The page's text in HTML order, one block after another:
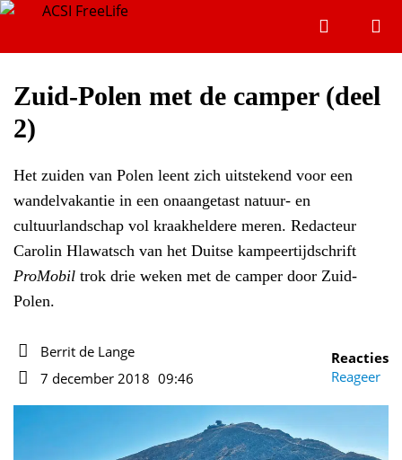
Zoeken
Zuid-Polen met de camper (deel
2)
Het zuiden van Polen leent zich uitstekend voor een
wandelvakantie in een onaangetast natuur- en
cultuurlandschap vol kraakheldere meren. Redacteur
Carolin Hlawatsch van het Duitse kampeertijdschrift
ProMobil trok drie weken met de camper door Zuid-
Polen.
Auteur
Berrit de Lange
7 december 2018 09:46
Reacties
Reageer